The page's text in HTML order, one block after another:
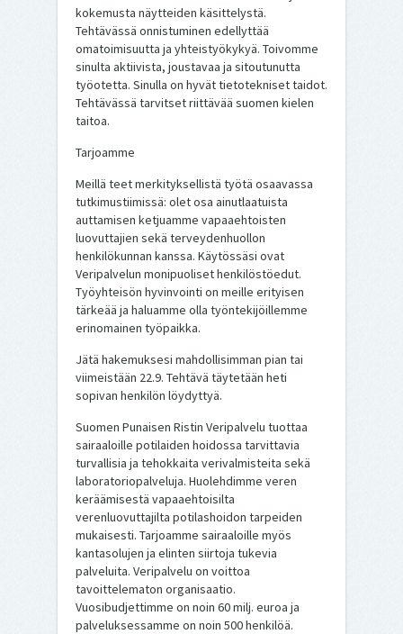
kokemusta näytteiden käsittelystä.
Tehtävässä onnistuminen edellyttää
omatoimisuutta ja yhteistyökykyä. Toivomme
sinulta aktiivista, joustavaa ja sitoutunutta
työotetta. Sinulla on hyvät tietotekniset taidot.
Tehtävässä tarvitset riittävää suomen kielen
taitoa.
Tarjoamme
Meillä teet merkityksellistä työtä osaavassa
tutkimustiimissä: olet osa ainutlaatuista
auttamisen ketjuamme vapaaehtoisten
luovuttajien sekä terveydenhuollon
henkilökunnan kanssa. Käytössäsi ovat
Veripalvelun monipuoliset henkilöstöedut.
Työyhteisön hyvinvointi on meille erityisen
tärkeää ja haluamme olla työntekijöillemme
erinomainen työpaikka.
Jätä hakemuksesi mahdollisimman pian tai
viimeistään 22.9. Tehtävä täytetään heti
sopivan henkilön löydyttyä.
Suomen Punaisen Ristin Veripalvelu tuottaa
sairaaloille potilaiden hoidossa tarvittavia
turvallisia ja tehokkaita verivalmisteita sekä
laboratoriopalveluja. Huolehdimme veren
keräämisestä vapaaehtoisilta
verenluovuttajilta potilashoidon tarpeiden
mukaisesti. Tarjoamme sairaaloille myös
kantasolujen ja elinten siirtoja tukevia
palveluita. Veripalvelu on voittoa
tavoittelematon organisaatio.
Vuosibudjettimme on noin 60 milj. euroa ja
palveluksessamme on noin 500 henkilöä.